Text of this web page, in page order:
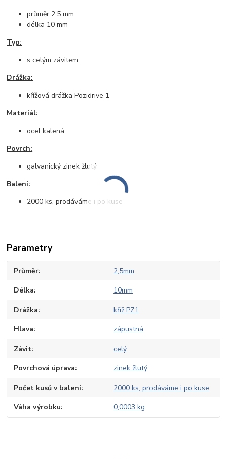
průměr 2,5 mm
délka 10 mm
Typ:
s celým závitem
Drážka:
křížová drážka Pozidrive 1
Materiál:
ocel kalená
Povrch:
galvanický zinek žlutý
Balení:
2000 ks, prodáváme i po kuse
Parametry
Průměr 2,5mm
Délka 10mm
Drážka kříž PZ1
Hlava zápustná
Závit celý
Povrchová úprava zinek žlutý
Počet kusů v balení 2000 ks, prodáváme i po kuse
Váha výrobku 0,0003 kg